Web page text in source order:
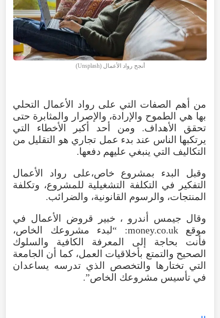
أنجح رواد الأعمال (Unsplash)
من أهم الصفات التي على رواد الأعمال التحلي
بها هي الطموح والإرادة، والإصرار والمثابرة حتى
تحقق الأهداف. ومن أحد أكبر الأخطاء التي
يرتكبها الناس عند بدء عمل تجاري هو التقليل من
التكاليف التي ينبغي عليهم دفعها.
وقبل البدء بمشروع خاص،على رواد الأعمال
التفكير في التكلفة التشغيلية للمشروع، وتكلفة
المنتجات، والرسوم القانونية، والضرائب.
وقال جيمس أندرو ، خبير قروض الأعمال في
موقع money.co.uk: “لبدء مشروعك الخاص،
فأنت بحاجة إلى المعرفة الكافية والسلوك
الصحيح والتمتع بأخلاقيات العمل، كما أن الجامعة
التي تختارها والتخصص الذي تدرسه يساعدان
في تأسيس مشروعك الخاص”.